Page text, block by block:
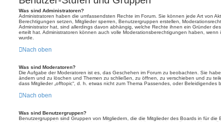
Was sind Administratoren?
Administratoren haben die umfassendsten Rechte im Forum. Sie können jede Art von
Berechtigungen setzen, Mitglieder sperren, Benutzergruppen erstellen,
Administrator hat, sind allerdings davon abhängig, welche Rechte ihnen ein Gründer
erteilt hat. Administratoren können auch volle Moderationsberechtigungen haben,
wurde.
Nach oben
Was sind Moderatoren?
Die Aufgabe der Moderatoren ist es, das Geschehen im Forum zu beobachten. Sie
ändern und zu löschen und Themen zu schließen, zu öffnen, zu verschieben und zu
dass Mitglieder „offtopic“, d. h. etwas nicht zum Thema Passendes, oder Beleidigendes
Nach oben
Was sind Benutzergruppen?
Benutzergruppen sind Gruppen von Mitgliedern, die die Mitglieder des Boards in für die